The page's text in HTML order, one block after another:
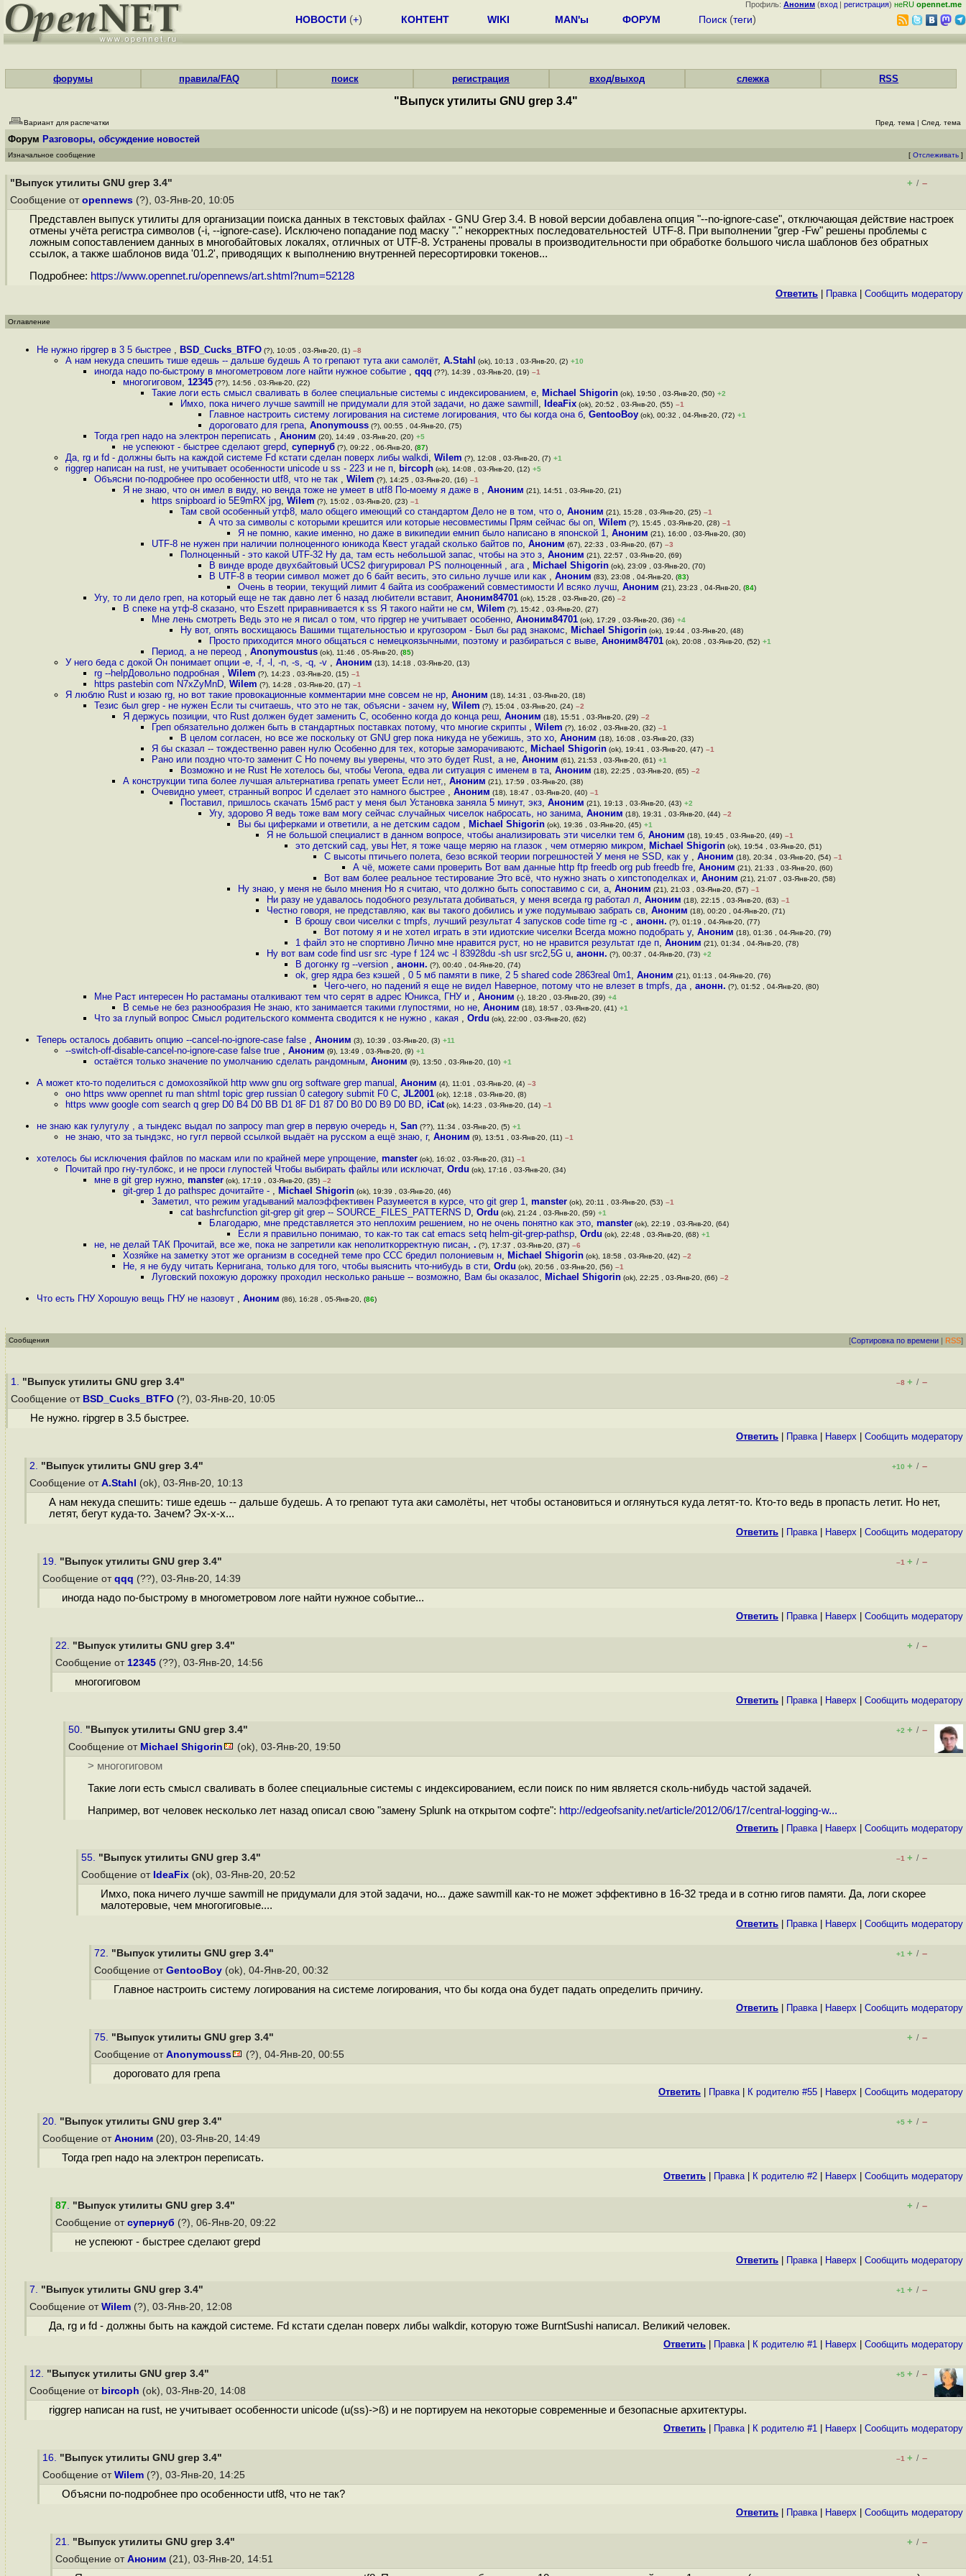
Профиль: Аноним (вход | регистрация) неRU opennet.me
НОВОСТИ (+) КОНТЕНТ WIKI MAN'ы ФОРУМ Поиск (теги)
форумы правила/FAQ поиск регистрация вход/выход слежка RSS
"Выпуск утилиты GNU grep 3.4"
Вариант для распечатки Пред. тема | След. тема
Форум Разговоры, обсуждение новостей
Изначальное сообщение [ Отслеживать ]
"Выпуск утилиты GNU grep 3.4" + / –
Сообщение от opennews (?), 03-Янв-20, 10:05
Представлен выпуск утилиты для организации поиска данных в текстовых файлах - GNU Grep 3.4. В новой версии добавлена опция "--no-ignore-case", отключающая действие настроек
отмены учёта регистра символов (-i, --ignore-case). Исключено попадание под маску "." некорректных последовательностей UTF-8. При выполнении "grep -Fw" решены проблемы с
ложным сопоставлением данных в многобайтовых локалях, отличных от UTF-8. Устранены провалы в производительности при обработке большого числа шаблонов без обратных
ссылок, а также шаблонов вида '01.2', приводящих к выполнению внутренней пересортировки токенов...
Подробнее: https://www.opennet.ru/opennews/art.shtml?num=52128
Ответить Правка| Cообщить модератору
Оглавление
Не нужно ripgrep в 3 5 быстрее , BSD_Cucks_BTFO (?), 10:05 , 03-Янв-20, (1) –8
А нам некуда спешить тише едешь -- дальше будешь А то грепают тута аки самолёт, A.Stahl (ok), 10:13 , 03-Янв-20, (2) +10
иногда надо по-быстрому в многометровом логе найти нужное событие , qqq (??), 14:39 , 03-Янв-20, (19) –1
многогиговом, 12345 (??), 14:56 , 03-Янв-20, (22)
Такие логи есть смысл сваливать в более специальные системы с индексированием, е, Michael Shigorin (ok), 19:50 , 03-Янв-20, (50) +2
Имхо, пока ничего лучше sawmill не придумали для этой задачи, но даже sawmill , IdeaFix (ok), 20:52 , 03-Янв-20, (55) –1
Главное настроить систему логирования на системе логирования, что бы когда она б, GentooBoy (ok), 00:32 , 04-Янв-20, (72) +1
дороговато для грепа, Anonymouss (?), 00:55 , 04-Янв-20, (75)
Тогда греп надо на электрон переписать , Аноним (20), 14:49 , 03-Янв-20, (20) +5
не успеюют - быстрее сделают grepd, супернуб (?), 09:22 , 06-Янв-20, (87)
Да, rg и fd - должны быть на каждой системе Fd кстати сделан поверх либы walkdi, Wilem (?), 12:08 , 03-Янв-20, (7) +1
riggrep написан на rust, не учитывает особенности unicode u ss - 223 и не п, bircoph (ok), 14:08 , 03-Янв-20, (12) +5
Объясни по-подробнее про особенности utf8, что не так , Wilem (?), 14:25 , 03-Янв-20, (16) –1
Я не знаю, что он имел в виду, но венда тоже не умеет в utf8 По-моему я даже в , Аноним (21), 14:51 , 03-Янв-20, (21)
https snipboard io 5E9mRX jpg, Wilem (?), 15:02 , 03-Янв-20, (23) –1
Там свой особенный утф8, мало общего имеющий со стандартом Дело не в том, что о, Аноним (21), 15:28 , 03-Янв-20, (25) –1
А что за символы с которыми крешится или которые несовместимы Прям сейчас бы оп, Wilem (?), 15:45 , 03-Янв-20, (28) –1
Я не помню, какие именно, но даже в википедии емнип было написано в японской 1, Аноним (21), 16:00 , 03-Янв-20, (30)
UTF-8 не нужен при наличии полноценного юникода Квест угадай сколько байтов по, Аноним (67), 22:33 , 03-Янв-20, (67) –3
Полноценный - это какой UTF-32 Ну да, там есть небольшой запас, чтобы на это з, Аноним (21), 22:57 , 03-Янв-20, (69)
В винде вроде двухбайтовый UCS2 фигурировал PS полноценный , ага , Michael Shigorin (ok), 23:09 , 03-Янв-20, (70)
В UTF-8 в теории символ может до 6 байт весить, это сильно лучше или как , Аноним (83), 23:08 , 04-Янв-20, (83)
Очень в теории, текущий лимит 4 байта из соображений совместимости И всяко лучш, Аноним (21), 23:23 , 04-Янв-20, (84)
Угу, то ли дело греп, на который еще не так давно лет 6 назад любители вставит, Аноним84701 (ok), 15:28 , 03-Янв-20, (26) –2
В спеке на утф-8 сказано, что Eszett приравнивается к ss Я такого найти не см, Wilem (?), 15:42 , 03-Янв-20, (27)
Мне лень смотреть Ведь это не я писал о том, что ripgrep не учитывает особенно, Аноним84701 (ok), 17:29 , 03-Янв-20, (36) +4
Ну вот, опять восхищаюсь Вашими тщательностью и кругозором - Был бы рад знакомс, Michael Shigorin (ok), 19:44 , 03-Янв-20, (48)
Просто приходится много общаться с немецкоязычными, поэтому и разбираться с выве, Аноним84701 (ok), 20:08 , 03-Янв-20, (52) +1
Период, а не переод , Anonymoustus (ok), 11:46 , 05-Янв-20, (85)
У него беда с докой Он понимает опции -e, -f, -l, -n, -s, -q, -v , Аноним (13), 14:18 , 03-Янв-20, (13)
rg --helpДовольно подробная , Wilem (?), 14:23 , 03-Янв-20, (15) –1
https pastebin com N7xZyMnD, Wilem (?), 14:28 , 03-Янв-20, (17) –1
Я люблю Rust и юзаю rg, но вот такие провокационные комментарии мне совсем не нр, Аноним (18), 14:31 , 03-Янв-20, (18)
Тезис был grep - не нужен Если ты считаешь, что это не так, объясни - зачем ну, Wilem (?), 15:04 , 03-Янв-20, (24) –2
Я держусь позиции, что Rust должен будет заменить C, особенно когда до конца реш, Аноним (18), 15:51 , 03-Янв-20, (29) –2
Греп обязательно должен быть в стандартных поставках потому, что многие скрипты , Wilem (?), 16:02 , 03-Янв-20, (32) –1
В целом согласен, но все же поскольку от GNU grep пока никуда не убежишь, это хо, Аноним (18), 16:08 , 03-Янв-20, (33)
Я бы сказал -- тождественно равен нулю Особенно для тех, которые заморачиваютс, Michael Shigorin (ok), 19:41 , 03-Янв-20, (47) –1
Рано или поздно что-то заменит C Но почему вы уверены, что это будет Rust, а не, Аноним (61), 21:53 , 03-Янв-20, (61) +1
Возможно и не Rust Не хотелось бы, чтобы Verona, едва ли ситуация с именем в та, Аноним (18), 22:25 , 03-Янв-20, (65) –2
А конструкции типа более лучшая альтернатива грепать умеет Если нет,, Аноним (21), 17:59 , 03-Янв-20, (38)
Очевидно умеет, странный вопрос И сделает это намного быстрее , Аноним (18), 18:47 , 03-Янв-20, (40) –1
Поставил, пришлось скачать 15мб раст у меня был Установка заняла 5 минут, экз, Аноним (21), 19:13 , 03-Янв-20, (43) +2
Угу, здорово Я ведь тоже вам могу сейчас случайных чиселок набросать, но занима, Аноним (18), 19:31 , 03-Янв-20, (44) –2
Вы бы циферками и ответили, а не детским садом , Michael Shigorin (ok), 19:36 , 03-Янв-20, (45) +1
Я не большой специалист в данном вопросе, чтобы анализировать эти чиселки тем б, Аноним (18), 19:45 , 03-Янв-20, (49) –1
это детский сад, увы Нет, я тоже чаще меряю на глазок , чем отмеряю микром, Michael Shigorin (ok), 19:54 , 03-Янв-20, (51)
С высоты птичьего полета, безо всякой теории погрешностей У меня не SSD, как у , Аноним (18), 20:34 , 03-Янв-20, (54) –1
А чё, можете сами проверить Вот вам данные http ftp freedb org pub freedb fre, Аноним (21), 21:33 , 03-Янв-20, (60)
Вот вам более реальное тестирование Это всё, что нужно знать о хипстоподелках и, Аноним (21), 21:07 , 03-Янв-20, (58)
Ну знаю, у меня не было мнения Но я считаю, что должно быть сопоставимо с си, а, Аноним (21), 21:03 , 03-Янв-20, (57) –1
Ни разу не удавалось подобного результата добиваться, у меня всегда rg работал л, Аноним (18), 22:15 , 03-Янв-20, (63) –1
Честно говоря, не представляю, как вы такого добились и уже подумываю забрать св, Аноним (18), 00:20 , 04-Янв-20, (71)
В брошу свои чиселки с tmpfs, лучший результат 4 запусков code time rg -c , анонн. (?), 01:19 , 04-Янв-20, (77)
Вот потому я и не хотел играть в эти идиотские чиселки Всегда можно подобрать у, Аноним (18), 01:36 , 04-Янв-20, (79)
1 файл это не спортивно Лично мне нравится руст, но не нравится результат где п, Аноним (21), 01:34 , 04-Янв-20, (78)
Ну вот вам code find usr src -type f 124 wc -l 83928du -sh usr src2,5G u, анонн. (?), 00:37 , 04-Янв-20, (73) +2
В догонку rg --version , анонн. (?), 00:40 , 04-Янв-20, (74)
ok, grep ядра без кэшей , 0 5 мб памяти в пике, 2 5 shared code 2863real 0m1, Аноним (21), 01:13 , 04-Янв-20, (76)
Чего-чего, но падений я еще не видел Наверное, потому что не влезет в tmpfs, да , анонн. (?), 01:52 , 04-Янв-20, (80)
Мне Раст интересен Но растаманы оталкивают тем что серят в адрес Юникса, ГНУ и , Аноним (-), 18:20 , 03-Янв-20, (39) +4
В семье не без разнообразия Не знаю, кто занимается такими глупостями, но не, Аноним (18), 18:57 , 03-Янв-20, (41) +1
Что за глупый вопрос Смысл родительского коммента сводится к не нужно , какая , Ordu (ok), 22:00 , 03-Янв-20, (62)
Теперь осталось добавить опцию --cancel-no-ignore-case false , Аноним (3), 10:39 , 03-Янв-20, (3) +11
--switch-off-disable-cancel-no-ignore-case false true , Аноним (9), 13:49 , 03-Янв-20, (9) +1
остаётся только значение по умолчанию сделать рандомным, Аноним (9), 13:50 , 03-Янв-20, (10) +1
А может кто-то поделиться с домохозяйкой http www gnu org software grep manual , Аноним (4), 11:01 , 03-Янв-20, (4) –3
оно https www opennet ru man shtml topic grep russian 0 category submit F0 C, JL2001 (ok), 12:18 , 03-Янв-20, (8)
https www google com search q grep D0 B4 D0 BB D1 8F D1 87 D0 B0 D0 B9 D0 BD, iCat (ok), 14:23 , 03-Янв-20, (14) –1
не знаю как гулугулу , а тындекс выдал по запросу man grep в первую очередь н, San (??), 11:34 , 03-Янв-20, (5) +1
не знаю, что за тындэкс, но гугл первой ссылкой выдаёт на русском а ещё знаю, г, Аноним (9), 13:51 , 03-Янв-20, (11) –1
хотелось бы исключения файлов по маскам или по крайней мере упрощение, manster (ok), 16:02 , 03-Янв-20, (31) –1
Почитай про гну-тулбокс, и не проси глупостей Чтобы выбирать файлы или исключат, Ordu (ok), 17:16 , 03-Янв-20, (34)
мне в git grep нужно, manster (ok), 17:19 , 03-Янв-20, (35) –2
git-grep 1 до pathspec дочитайте - , Michael Shigorin (ok), 19:39 , 03-Янв-20, (46)
Заметил, что режим угадываний малоэффективен Разумеется в курсе, что git grep 1, manster (ok), 20:11 , 03-Янв-20, (53) –1
cat bashrcfunction git-grep git grep -- SOURCE_FILES_PATTERNS D, Ordu (ok), 21:24 , 03-Янв-20, (59) +1
Благодарю, мне представляется это неплохим решением, но не очень понятно как это, manster (ok), 22:19 , 03-Янв-20, (64)
Если я правильно понимаю, то как-то так cat emacs setq helm-git-grep-pathsp, Ordu (ok), 22:48 , 03-Янв-20, (68) +1
не, не делай ТАК Прочитай, все же, пока не запретили как неполиткорректную писан, . (?), 17:37 , 03-Янв-20, (37) –6
Хозяйке на заметку этот же организм в соседней теме про CCC бредил полониевым н, Michael Shigorin (ok), 18:58 , 03-Янв-20, (42) –2
Не, я не буду читать Кернигана, только для того, чтобы выяснить что-нибудь в сти, Ordu (ok), 20:56 , 03-Янв-20, (56) –1
Луговский похожую дорожку проходил несколько раньше -- возможно, Вам бы оказалос, Michael Shigorin (ok), 22:25 , 03-Янв-20, (66) –2
Что есть ГНУ Хорошую вещь ГНУ не назовут , Аноним (86), 16:28 , 05-Янв-20, (86)
Сообщения [Сортировка по времени | RSS]
1. "Выпуск утилиты GNU grep 3.4" –8 + / –
Сообщение от BSD_Cucks_BTFO (?), 03-Янв-20, 10:05
Не нужно. ripgrep в 3.5 быстрее.
Ответить Правка| Наверх Cообщить модератору
2. "Выпуск утилиты GNU grep 3.4" +10 + / –
Сообщение от A.Stahl (ok), 03-Янв-20, 10:13
А нам некуда спешить: тише едешь -- дальше будешь. А то грепают тута аки самолёты, нет чтобы остановиться и оглянуться куда летят-то. Кто-то ведь в пропасть летит. Но нет,
летят, бегут куда-то. Зачем? Эх-х-х...
Ответить Правка| Наверх Cообщить модератору
19. "Выпуск утилиты GNU grep 3.4" –1 + / –
Сообщение от qqq (??), 03-Янв-20, 14:39
иногда надо по-быстрому в многометровом логе найти нужное событие...
Ответить Правка| Наверх Cообщить модератору
22. "Выпуск утилиты GNU grep 3.4" + / –
Сообщение от 12345 (??), 03-Янв-20, 14:56
многогиговом
Ответить Правка| Наверх Cообщить модератору
50. "Выпуск утилиты GNU grep 3.4" +2 + / –
Сообщение от Michael Shigorin (ok), 03-Янв-20, 19:50
> многогиговом
Такие логи есть смысл сваливать в более специальные системы с индексированием, если поиск по ним является сколь-нибудь частой задачей.
Например, вот человек несколько лет назад описал свою "замену Splunk на открытом софте": http://edgeofsanity.net/article/2012/06/17/central-logging-w...
Ответить Правка| Наверх Cообщить модератору
55. "Выпуск утилиты GNU grep 3.4" –1 + / –
Сообщение от IdeaFix (ok), 03-Янв-20, 20:52
Имхо, пока ничего лучше sawmill не придумали для этой задачи, но... даже sawmill как-то не может эффективно в 16-32 треда и в сотню гигов памяти. Да, логи скорее
малотеровые, чем многогиговые....
Ответить Правка| Наверх Cообщить модератору
72. "Выпуск утилиты GNU grep 3.4" +1 + / –
Сообщение от GentooBoy (ok), 04-Янв-20, 00:32
Главное настроить систему логирования на системе логирования, что бы когда она будет падать определить причину.
Ответить Правка| Наверх Cообщить модератору
75. "Выпуск утилиты GNU grep 3.4" + / –
Сообщение от Anonymouss (?), 04-Янв-20, 00:55
дороговато для грепа
Ответить Правка| К родителю #55 Наверх Cообщить модератору
20. "Выпуск утилиты GNU grep 3.4" +5 + / –
Сообщение от Аноним (20), 03-Янв-20, 14:49
Тогда греп надо на электрон переписать.
Ответить Правка| К родителю #2 Наверх Cообщить модератору
87. "Выпуск утилиты GNU grep 3.4" + / –
Сообщение от супернуб (?), 06-Янв-20, 09:22
не успеюют - быстрее сделают grepd
Ответить Правка| Наверх Cообщить модератору
7. "Выпуск утилиты GNU grep 3.4" +1 + / –
Сообщение от Wilem (?), 03-Янв-20, 12:08
Да, rg и fd - должны быть на каждой системе. Fd кстати сделан поверх либы walkdir, которую тоже BurntSushi написал. Великий человек.
Ответить Правка| К родителю #1 Наверх Cообщить модератору
12. "Выпуск утилиты GNU grep 3.4" +5 + / –
Сообщение от bircoph (ok), 03-Янв-20, 14:08
riggrep написан на rust, не учитывает особенности unicode (u(ss)->ß) и не портируем на некоторые современные и безопасные архитектуры.
Ответить Правка| К родителю #1 Наверх Cообщить модератору
16. "Выпуск утилиты GNU grep 3.4" –1 + / –
Сообщение от Wilem (?), 03-Янв-20, 14:25
Объясни по-подробнее про особенности utf8, что не так?
Ответить Правка| Наверх Cообщить модератору
21. "Выпуск утилиты GNU grep 3.4" + / –
Сообщение от Аноним (21), 03-Янв-20, 14:51